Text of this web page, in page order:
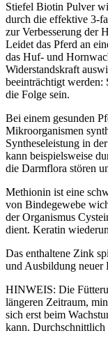
Stiefel Biotin Pulver
durch die effektive 3-
zur Verbesserung der
Leidet das Pferd an
das Huf- und
Widerstandskraft
beeinträchtigt werden:
die Folge sein.
Bei einem gesunden
Mikroorganismen
Syntheseleistung in
kann beispielsweise
die Darmflora stören
Methionin ist eine
von Bindegewebe
der Organismus
dient. Keratin
Das enthaltene Zink
und Ausbildung neuer
HINWEIS: Die
längeren Zeitraum,
sich erst beim
kann.